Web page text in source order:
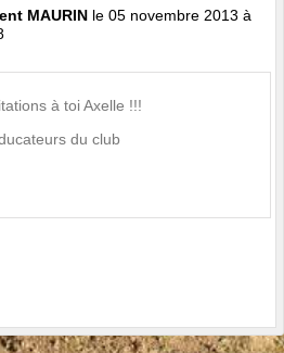
MAURIN le 05 novembre 2013 à
à toi Axelle !!!
du club